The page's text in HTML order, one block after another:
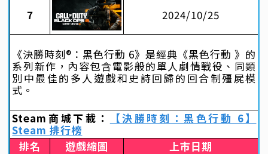
7
2024/10/25
《決勝時刻®：黑色行動 6》是經典《黑色行動 》的
系列新作，內容包含電影般的單人劇情戰役、同類
別中最佳的多人遊戲和史詩回歸的回合制殭屍模
式。
Steam商城下載：
【決勝時刻：黑色行動 6】
Steam 排行榜
排名
遊戲縮圖
上市日期